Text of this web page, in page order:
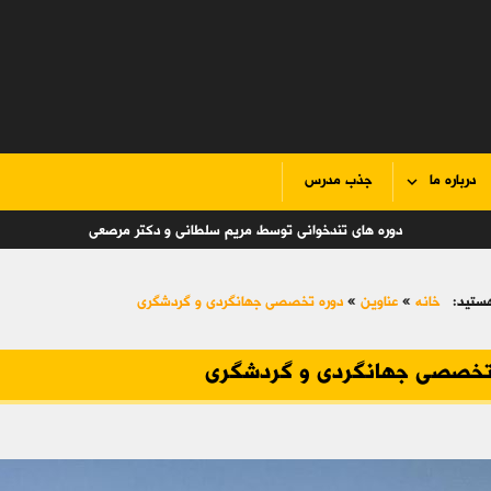
درباره ما جذب مدرس
دوره های تندخوانی توسط مریم سلطانی و دکتر مرصعی
خانه » عناوین » دوره تخصصی جهانگردی و گردشگری
تخصصی جهانگردی و گردشگری